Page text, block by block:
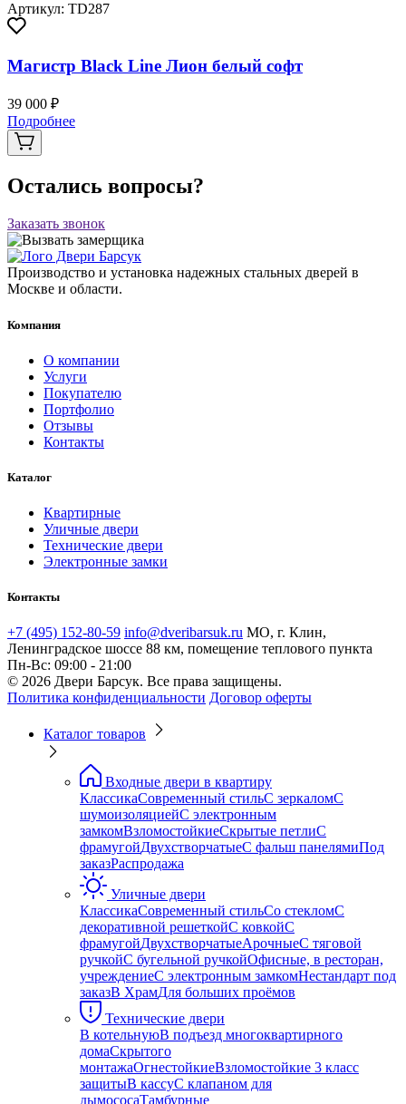
Артикул: TD287
Магистр Black Line Лион белый софт
39 000 ₽
Подробнее
Остались вопросы?
Заказать звонок
Производство и установка надежных стальных дверей в
Москве и области.
Компания
О компании
Услуги
Покупателю
Портфолио
Отзывы
Контакты
Каталог
Квартирные
Уличные двери
Технические двери
Электронные замки
Контакты
+7 (495) 152-80-59 info@dveribarsuk.ru МО, г. Клин,
Ленинградское шоссе 88 км, помещение теплового пункта
Пн-Вс: 09:00 - 21:00
© 2026 Двери Барсук. Все права защищены.
Политика конфиденциальности Договор оферты
Каталог товаров
Входные двери в квартиру
КлассикаСовременный стильС зеркаломС
шумоизоляциейС электронным
замкомВзломостойкиеСкрытые петлиС
фрамугойДвухстворчатыеС фальш панелямиПод
заказРаспродажа
Уличные двери
КлассикаСовременный стильСо стекломС
декоративной решеткойС ковкойС
фрамугойДвухстворчатыеАрочныеС тяговой
ручкойС бугельной ручкойОфисные, в ресторан,
учреждениеС электронным замкомНестандарт под
заказВ ХрамДля больших проёмов
Технические двери
В котельнуюВ подъезд многоквартирного
домаСкрытого
монтажаОгнестойкиеВзломостойкие 3 класс
защитыВ кассуС клапаном для
дымососаТамбурные